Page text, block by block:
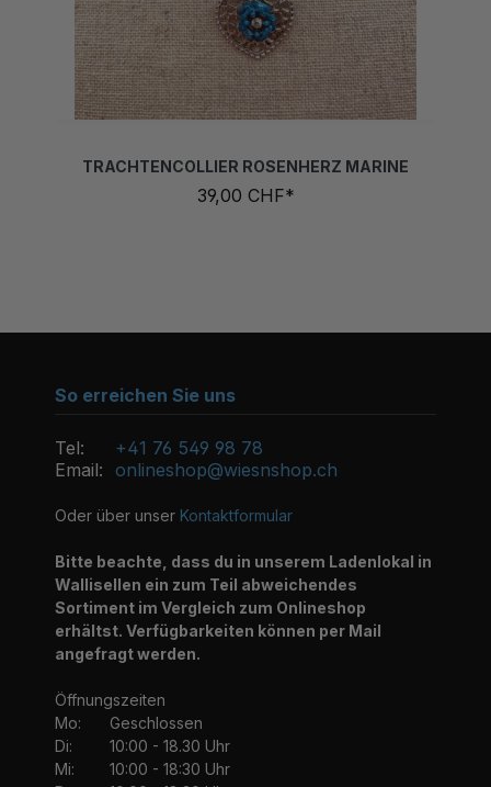
39,00 CHF*
So erreichen Sie uns
Tel:
+41 76 549 98 78
Email: onlineshop@wiesnshop.ch
Oder über unser Kontaktformular
Bitte beachte, dass du in unserem Ladenlokal in
Wallisellen ein zum Teil abweichendes
Sortiment im Vergleich zum Onlineshop
erhältst. Verfügbarkeiten können per Mail
angefragt werden.
Öffnungszeiten
Mo:
Geschlossen
Di:
10:00 - 18.30 Uhr
Mi:
10:00 - 18:30 Uhr